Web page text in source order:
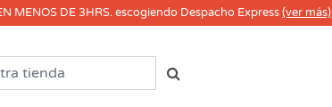
MENOS DE 3HRS. escogiendo Despacho Express(ver más)